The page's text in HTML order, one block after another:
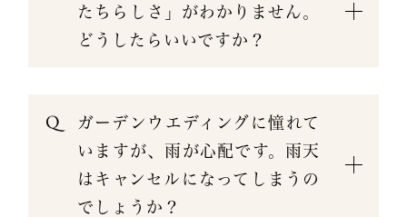
たちらしさ」がわかりません。
どうしたらいいですか？
ガーデンウエディングに憧れて
いますが、雨が心配です。雨天
はキャンセルになってしまうの
でしょうか？